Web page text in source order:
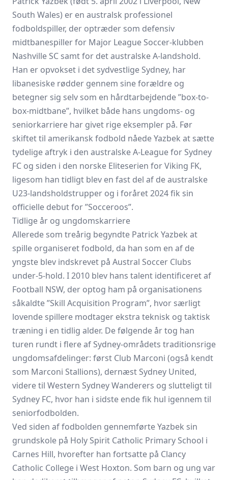
South Wales) er en australsk professionel
fodboldspiller, der optræder som defensiv
midtbanespiller for Major League Soccer-klubben
Nashville SC samt for det australske A-landshold.
Han er opvokset i det sydvestlige Sydney, har
libanesiske rødder gennem sine forældre og
betegner sig selv som en hårdtarbejdende ”box-to-
box-midtbane”, hvilket både hans ungdoms- og
seniorkarriere har givet rige eksempler på. Før
skiftet til amerikansk fodbold nåede Yazbek at sætte
tydelige aftryk i den australske A-League for Sydney
FC og siden i den norske Eliteserien for Viking FK,
ligesom han tidligt blev en fast del af de australske
U23-landsholdstrupper og i foråret 2024 fik sin
officielle debut for ”Socceroos”.
Tidlige år og ungdomskarriere
Allerede som treårig begyndte Patrick Yazbek at
spille organiseret fodbold, da han som en af de
yngste blev indskrevet på Austral Soccer Clubs
under-5-hold. I 2010 blev hans talent identificeret af
Football NSW, der optog ham på organisationens
såkaldte ”Skill Acquisition Program”, hvor særligt
lovende spillere modtager ekstra teknisk og taktisk
træning i en tidlig alder. De følgende år tog han
turen rundt i flere af Sydney-områdets traditionsrige
ungdomsafdelinger: først Club Marconi (også kendt
som Marconi Stallions), dernæst Sydney United,
videre til Western Sydney Wanderers og slutteligt til
Sydney FC, hvor han i sidste ende fik hul igennem til
seniorfodbolden.
Ved siden af fodbolden gennemførte Yazbek sin
grundskole på Holy Spirit Catholic Primary School i
Carnes Hill, hvorefter han fortsatte på Clancy
Catholic College i West Hoxton. Som barn og ung var